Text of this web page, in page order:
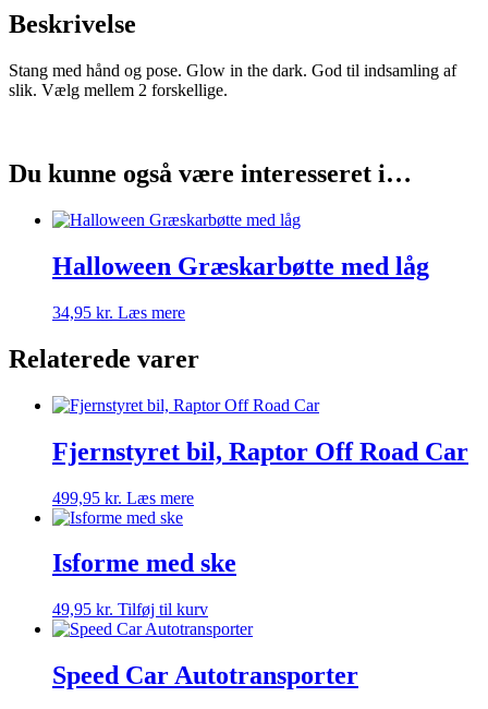
Beskrivelse
Stang med hånd og pose. Glow in the dark. God til indsamling af
slik. Vælg mellem 2 forskellige.
Du kunne også være interesseret i…
Halloween Græskarbøtte med låg
34,95 kr. Læs mere
Relaterede varer
Fjernstyret bil, Raptor Off Road Car
499,95 kr. Læs mere
Isforme med ske
49,95 kr. Tilføj til kurv
Speed Car Autotransporter